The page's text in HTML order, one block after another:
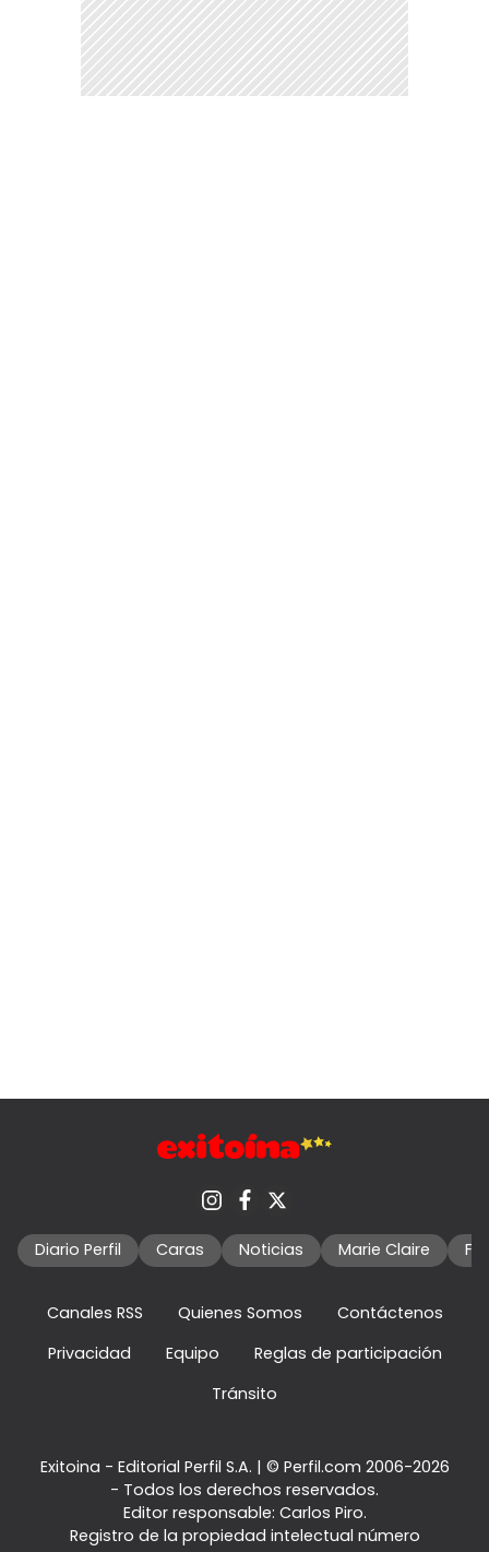
Diario Perfil Caras Noticias Marie Claire
Canales RSS Quienes Somos
Contáctenos
Privacidad
Equipo
Reglas de participación
Tránsito
Exitoina - Editorial Perfil S.A. | © Perfil.com 2006-2026
- Todos los derechos reservados.
Editor responsable: Carlos Piro.
Registro de la propiedad intelectual número